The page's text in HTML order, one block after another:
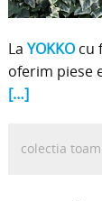
La YOKKOcu
oferim piese
[…]
colectia